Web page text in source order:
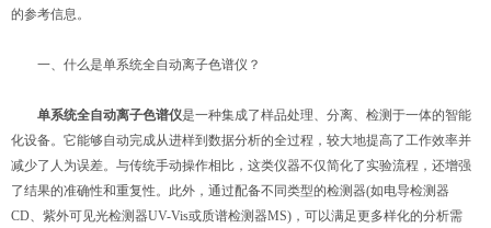
的参考信息。
一、什么是单系统全自动离子色谱仪？
单系统全自动离子色谱仪是一种集成了样品处理、分离、检测于一体的智能
化设备。它能够自动完成从进样到数据分析的全过程，较大地提高了工作效率并
减少了人为误差。与传统手动操作相比，这类仪器不仅简化了实验流程，还增强
了结果的准确性和重复性。此外，通过配备不同类型的检测器(如电导检测器
CD、紫外可见光检测器UV-Vis或质谱检测器MS)，可以满足更多样化的分析需